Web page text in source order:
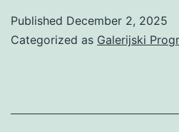
AŽ
Published December 2, 2025
Categorized as Galerijski